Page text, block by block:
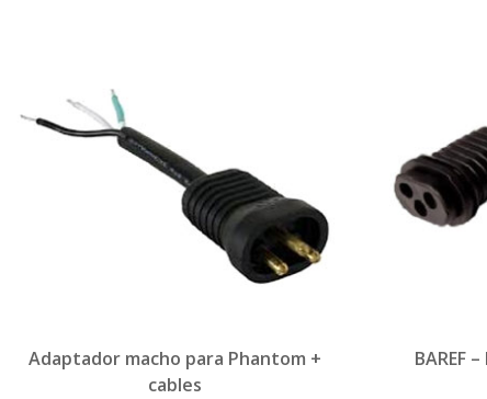
Adaptador macho para Phantom +
cables
BAREF